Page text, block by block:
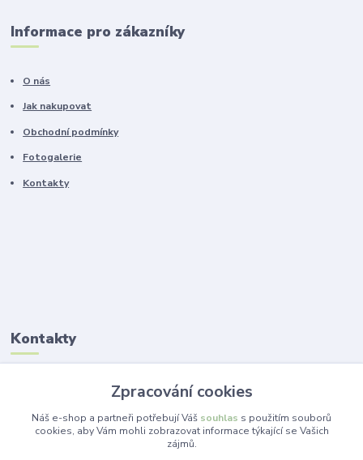
Informace pro zákazníky
O nás
Jak nakupovat
Obchodní podmínky
Fotogalerie
Kontakty
Kontakty
(Po-Pá, 14 -19 hod.)
Zpracování cookies
Náš e-shop a partneři potřebují Váš souhlas s použitím souborů
cookies, aby Vám mohli zobrazovat informace týkající se Vašich
zájmů.